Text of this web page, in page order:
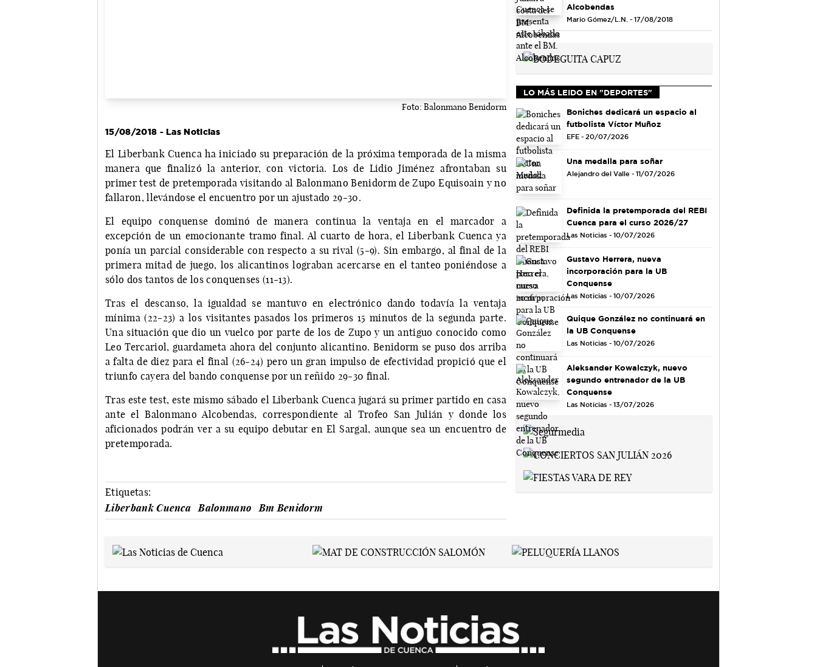
Foto: Balonmano Benidorm
15/08/2018 - Las Noticias
El Liberbank Cuenca ha iniciado su preparación de la próxima temporada de la misma
manera que finalizó la anterior, con victoria. Los de Lidio Jiménez afrontaban su
primer test de pretemporada visitando al Balonmano Benidorm de Zupo Equisoain y no
fallaron, llevándose el encuentro por un ajustado 29-30.
El equipo conquense dominó de manera continua la ventaja en el marcador a
excepción de un emocionante tramo final. Al cuarto de hora, el Liberbank Cuenca ya
ponía un parcial considerable con respecto a su rival (5-9). Sin embargo, al final de la
primera mitad de juego, los alicantinos lograban acercarse en el tanteo poniéndose a
sólo dos tantos de los conquenses (11-13).
Tras el descanso, la igualdad se mantuvo en electrónico dando todavía la ventaja
mínima (22-23) a los visitantes pasados los primeros 15 minutos de la segunda parte.
Una situación que dio un vuelco por parte de los de Zupo y un antiguo conocido como
Leo Tercariol, guardameta ahora del conjunto alicantino. Benidorm se puso dos arriba
a falta de diez para el final (26-24) pero un gran impulso de efectividad propició que el
triunfo cayera del bando conquense por un reñido 29-30 final.
Tras este test, este mismo sábado el Liberbank Cuenca jugará su primer partido en casa
ante el Balonmano Alcobendas, correspondiente al Trofeo San Julián y donde los
aficionados podrán ver a su equipo debutar en El Sargal, aunque sea un encuentro de
pretemporada.
Etiquetas:
Liberbank Cuenca
Balonmano Bm Benidorm
Alcobendas
Mario Gómez/L.N. - 17/08/2018
LO MÁS LEIDO EN "DEPORTES"
Boniches dedicará un espacio al
futbolista Víctor Muñoz
EFE - 20/07/2026
Una medalla para soñar
Alejandro del Valle - 11/07/2026
Definida la pretemporada del REBI
Cuenca para el curso 2026/27
Las Noticias - 10/07/2026
Gustavo Herrera, nueva
incorporación para la UB
Conquense
Las Noticias - 10/07/2026
Quique González no continuará en
la UB Conquense
Las Noticias - 10/07/2026
Aleksander Kowalczyk, nuevo
segundo entrenador de la UB
Conquense
Las Noticias - 13/07/2026